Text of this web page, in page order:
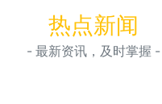
热点新闻
- 最新资讯，及时掌握 -